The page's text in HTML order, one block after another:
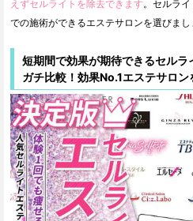
えずセルライトを除去できます 。セルラ
での施術ができるエステサロンを選びまし
短期間で効果が期待できるセル
ガチ比較！効果No.1エステサロン